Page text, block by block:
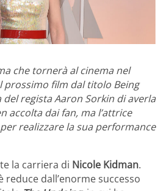
che tornerà al cinema nel
prossimo film dal titolo Being
del regista Aaron Sorkin di averla
accolta dai fan, ma l’attrice
realizzare la sua performance
la carriera di Nicole Kidman.
reduce dall’enorme successo